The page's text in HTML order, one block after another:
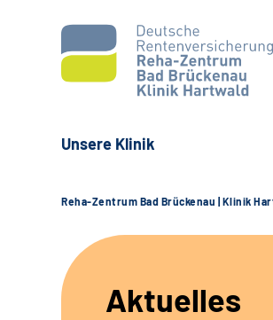
Unsere Klinik
Reha-Zentrum Bad Brückenau | Klinik
Aktuelles